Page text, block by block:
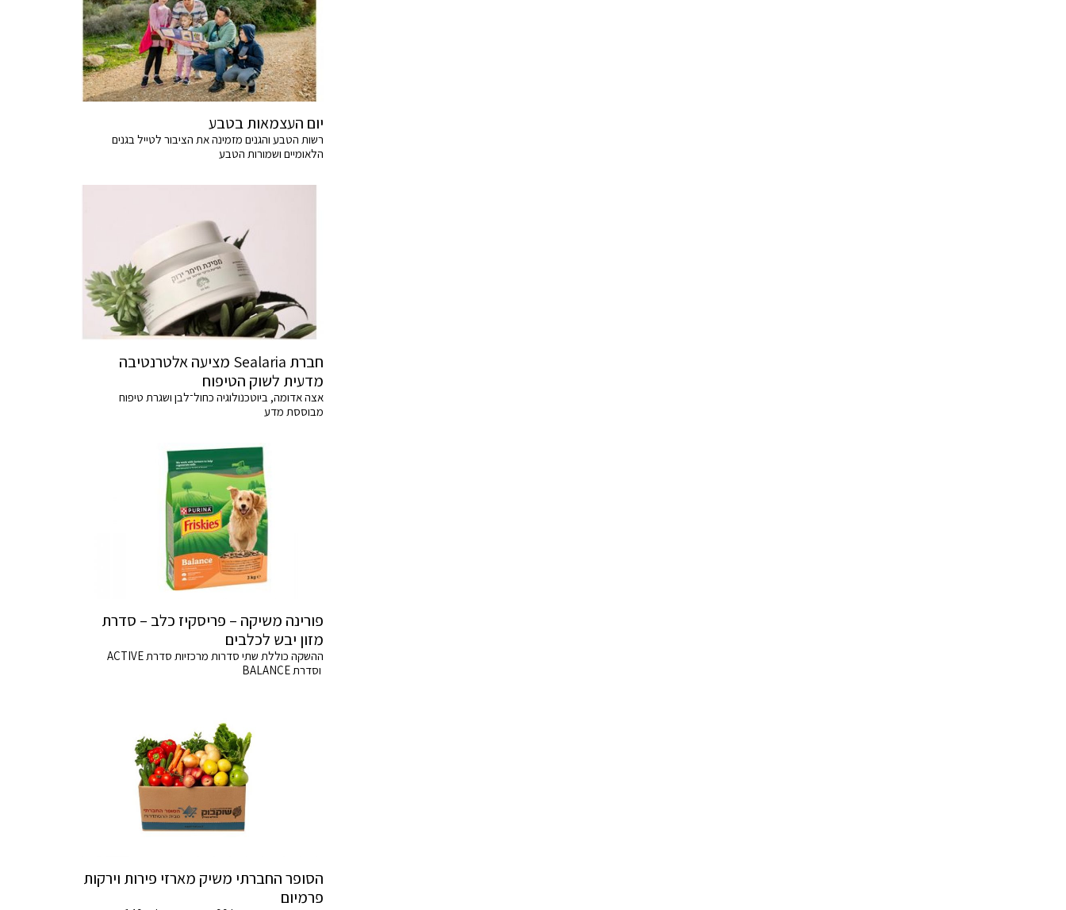
יום העצמאות בטבע
רשות הטבע והגנים מזמינה את הציבור לטייל בגנים
הלאומיים ושמורות הטבע
חברת Sealaria מציעה אלטרנטיבה
מדעית לשוק הטיפוח
אצה אדומה, ביוטכנולוגיה כחול־לבן ושגרת טיפוח
מבוססת מדע
פורינה משיקה – פריסקיז כלב – סדרת
מזון יבש לכלבים
ההשקה כוללת שתי סדרות מרכזיות סדרת ACTIVE
וסדרת BALANCE
הסופר החברתי משיק מארזי פירות וירקות
פרמיום